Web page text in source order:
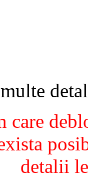
care
detalii